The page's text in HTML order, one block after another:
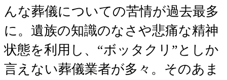
んな葬儀についての苦情が過去最多
に。遺族の知識のなさや悲痛な精神
状態を利用し、“ボッタクリ”としか
言えない葬儀業者が多々。そのあま